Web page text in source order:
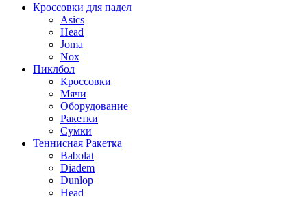
Кроссовки для падел
Asics
Head
Joma
Nox
Пиклбол
Кроссовки
Мячи
Оборудование
Ракетки
Сумки
Теннисная Ракетка
Babolat
Diadem
Dunlop
Head